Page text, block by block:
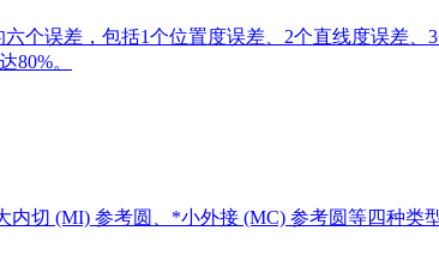
个误差，包括1个位置度误差、2个直线度误差
80%。
切 (MI) 参考圆、*小外接 (MC) 参考圆等四种类